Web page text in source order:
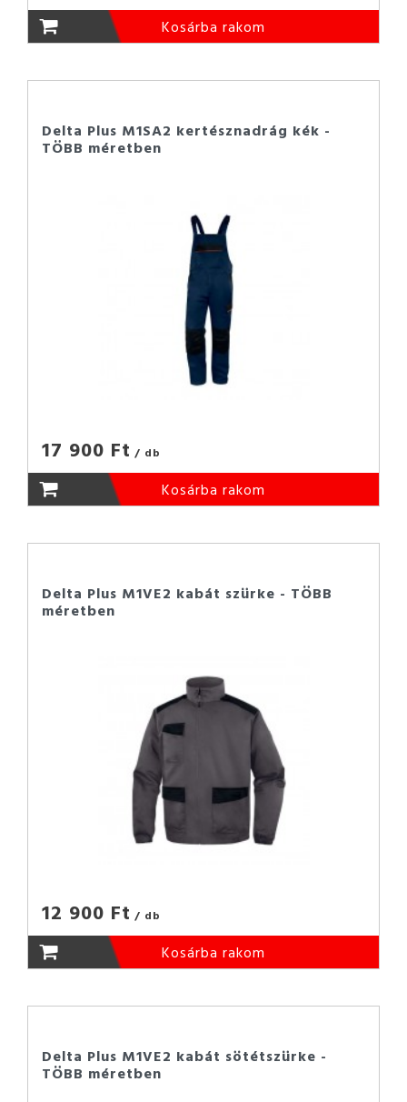
Kosárba rakom
Delta Plus M1SA2 kertésznadrág kék -
TÖBB méretben
17 900 Ft / db
Kosárba rakom
Delta Plus M1VE2 kabát szürke - TÖBB
méretben
12 900 Ft / db
Kosárba rakom
Delta Plus M1VE2 kabát sötétszürke -
TÖBB méretben